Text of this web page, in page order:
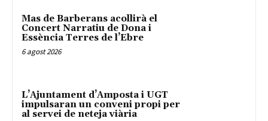
Mas de Barberans acollirà el
Concert Narratiu de Dona i
Essència Terres de l’Ebre
6 agost 2026
L’Ajuntament d’Amposta i UGT
impulsaran un conveni propi per
al servei de neteja viària